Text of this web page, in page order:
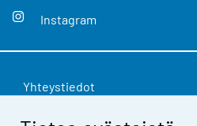
Instagram
Yhteystiedot
Palaute